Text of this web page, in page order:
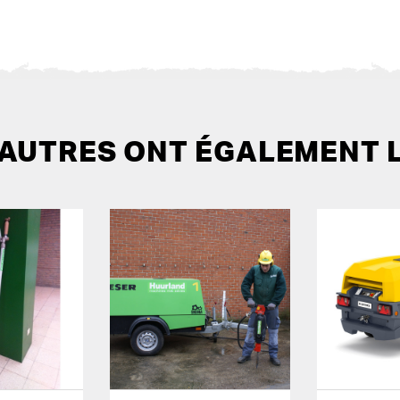
ONT ÉGALEMENT